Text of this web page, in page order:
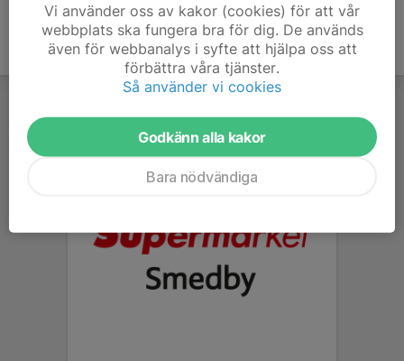
Vi använder oss av kakor (cookies) för att vår
webbplats ska fungera bra för dig. De används
även för webbanalys i syfte att hjälpa oss att
förbättra våra tjänster.
Så använder vi cookies
Godkänn alla kakor
Bara nödvändiga